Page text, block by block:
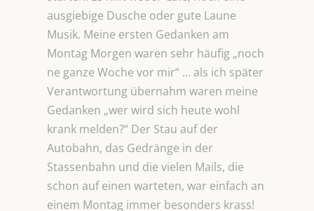
ausgiebige Dusche oder gute Laune
Musik. Meine ersten Gedanken am
Montag Morgen waren sehr häufig „noch
ne ganze Woche vor mir“ … als ich später
Verantwortung übernahm waren meine
Gedanken „wer wird sich heute wohl
krank melden?“ Der Stau auf der
Autobahn, das Gedränge in der
Stassenbahn und die vielen Mails, die
schon auf einen warteten, war einfach an
einem Montag immer besonders krass!